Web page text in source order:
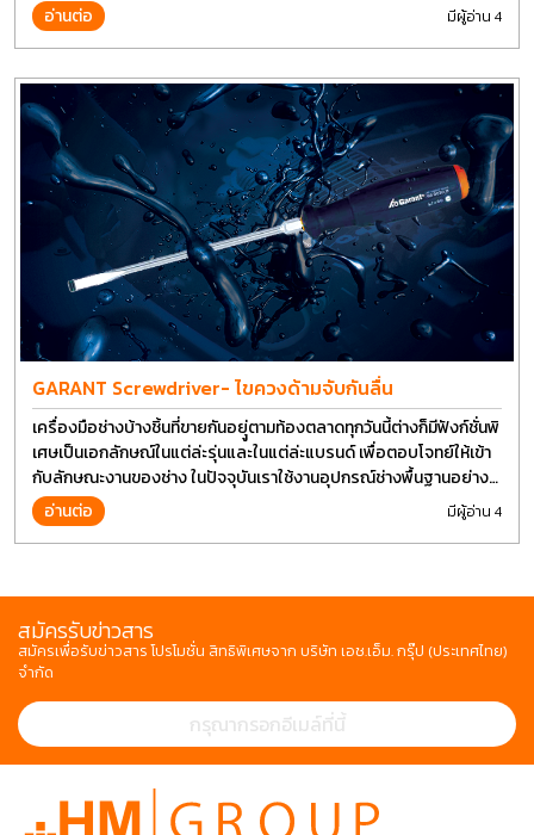
อ่านต่อ
มีผู้อ่าน 4
GARANT Screwdriver- ไขควงด้ามจับกันลื่น
เครื่องมือช่างบ้างชิ้นที่ขายกันอยุู่ตามท้องตลาดทุกวันนี้ต่างก็มีฟังก์ชั่นพิ
เศษเป็นเอกลักษณ์ในแต่ล่ะรุ่นและในแต่ล่ะแบรนด์ เพื่อตอบโจทย์ให้เข้า
กับลักษณะงานของช่าง ในปัจจุบันเราใช้งานอุปกรณ์ช่างพื้นฐานอย่าง
ไขควงกันในงานหลายประเภททำให้มีการปรับเปลี่ยนรูปแบบ
อ่านต่อ มีผู้อ่าน 4
สมัครรับข่าวสาร
สมัครเพื่อรับข่าวสาร โปรโมชั่น สิทธิพิเศษจาก บริษัท เอช.เอ็ม. กรุ๊ป (ประเทศไทย)
จำกัด